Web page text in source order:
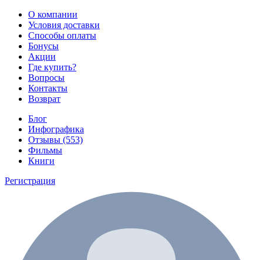
О компании
Условия доставки
Способы оплаты
Бонусы
Акции
Где купить?
Вопросы
Контакты
Возврат
Блог
Инфографика
Отзывы (553)
Фильмы
Книги
Регистрация